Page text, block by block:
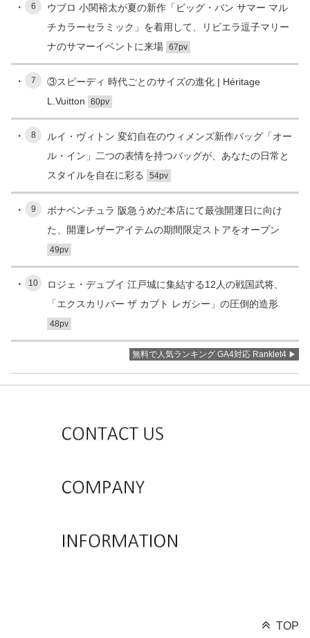
6
ウブロ 小関裕太が夏の新作「ビッグ・バン サマー マル
チカラーセラミック」を着用して、リビエラ逗子マリー
ナのサマーイベントに来場 67pv
7
③スピーディ 時代ごとのサイズの進化 | Héritage
L.Vuitton
60pv
8
ルイ・ヴィトン 変幻自在のウィメンズ新作バッグ「オー
ル・イン」二つの表情を持つバッグが、あなたの日常と
スタイルを自在に彩る
54pv
9
ボナベンチュラ 阪急うめだ本店にて最強開運日に向け
た、開運レザーアイテムの期間限定ストアをオープン
49pv
10
ロジェ・デュブイ 江戸城に集結する12人の戦国武将、
「エクスカリバー ザ カブト レガシー」の圧倒的造形
48pv
無料で人気ランキング GA4対応 Ranklet4
TOP